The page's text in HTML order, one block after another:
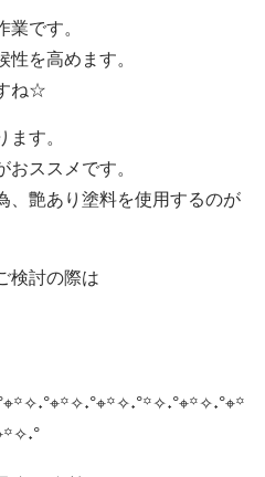
です。
を高めます。
ね☆
ます。
ススメです。
、艶あり塗料を使用するのが
検討の際は
꙳✧˖°⌖꙳✧˖°⌖꙳